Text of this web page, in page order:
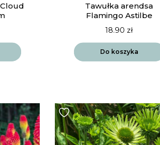
Tawułka arendsa
Flamingo Astilbe
18.90 zł
Do koszyka